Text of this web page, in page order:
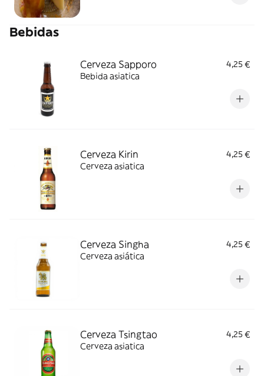
Bebidas
Cerveza Sapporo
4,25 €
Bebida asiatica
Cerveza Kirin
4,25 €
Cerveza asiatica
Cerveza Singha
4,25 €
Cerveza asiática
Cerveza Tsingtao
4,25 €
Cerveza asiatica